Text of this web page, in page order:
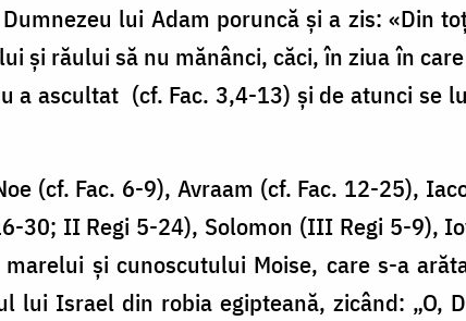
lui Adam poruncă și a zis: «Din
și răului să nu mănânci, căci, în ziua în
a ascultat (cf. Fac. 3,4-13) și de atunci se
(cf. Fac. 6-9), Avraam (cf. Fac. 12-25),
30; II Regi 5-24), Solomon (III Regi 5-9),
și cunoscutului Moise, care s-a
lui Israel din robia egipteană, zicând: „O,